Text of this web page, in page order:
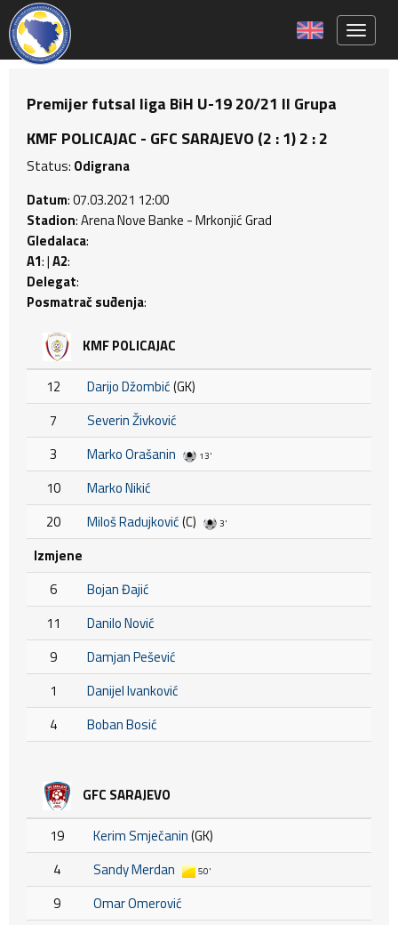
Premijer futsal liga BiH U-19 20/21 II Grupa
KMF POLICAJAC - GFC SARAJEVO (2 : 1) 2 : 2
Status: Odigrana
Datum: 07.03.2021 12:00
Stadion: Arena Nove Banke - Mrkonjić Grad
Gledalaca:
A1: |A2:
Delegat:
Posmatrač suđenja:
KMF POLICAJAC
12 Darijo Džombić(GK)
7
Severin Živković
3
Marko Orašanin 13'
10
Marko Nikić
20
Miloš Radujković(C) 3'
Izmjene
6
Bojan Đajić
11
Danilo Nović
9
Damjan Pešević
1
Danijel Ivanković
4
Boban Bosić
GFC SARAJEVO
19 Kerim Smječanin(GK)
4
Sandy Merdan 50'
9
Omar Omerović